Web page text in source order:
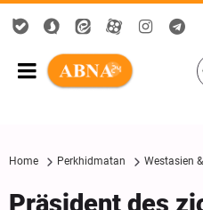
Home Perkhidmatan Westasien
Präsident des